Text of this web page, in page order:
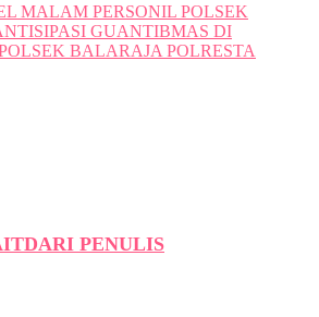
MALAM PERSONIL POLSEK
GUANTIBMAS DI
BALARAJA POLRESTA
DARI PENULIS